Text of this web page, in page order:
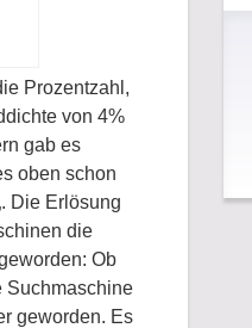
Prozentzahl,
von 4%
gab es
oben schon
Die Erlösung
die
Ob
Suchmaschine
geworden. Es